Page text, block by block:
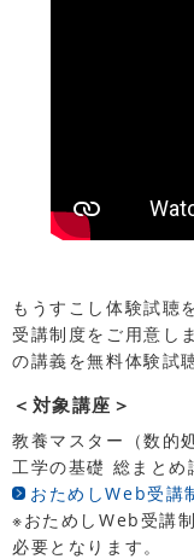
もうすこし体験試聴
受講制度をご用意し
の講義を無料体験試
＜対象講座＞
教養マスター（数的
工学の基礎 総まとめ
おためしWeb受講
※おためしWeb受講
必要となります。